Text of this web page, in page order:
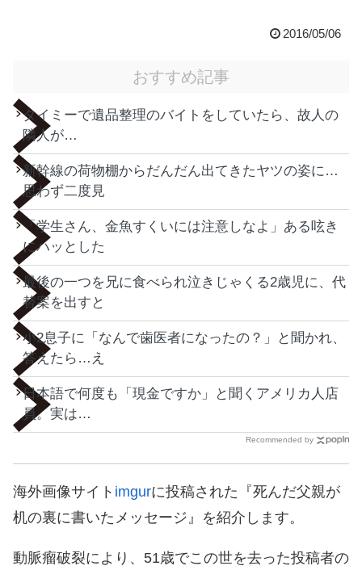
2016/05/06
おすすめ記事
タイミーで遺品整理のバイトをしていたら、故人の
隣人が…
新幹線の荷物棚からだんだん出てきたヤツの姿に…
思わず二度見
「学生さん、金魚すくいには注意しなよ」ある呟き
にハッとした
最後の一つを兄に食べられ泣きじゃくる2歳児に、代
替案を出すと
小2息子に「なんで歯医者になったの？」と聞かれ、
答えたら…え
日本語で何度も「現金ですか」と聞くアメリカ人店
員。実は…
Recommended by
海外画像サイト imgurに投稿された『死んだ父親が
机の裏に書いたメッセージ』を紹介します。
動脈瘤破裂により、51歳でこの世を去った投稿者の